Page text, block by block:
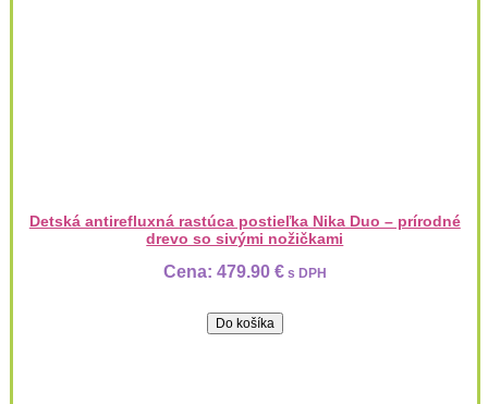
Detská antirefluxná rastúca postieľka Nika Duo – prírodné
drevo so sivými nožičkami
Cena: 479.90 €s DPH